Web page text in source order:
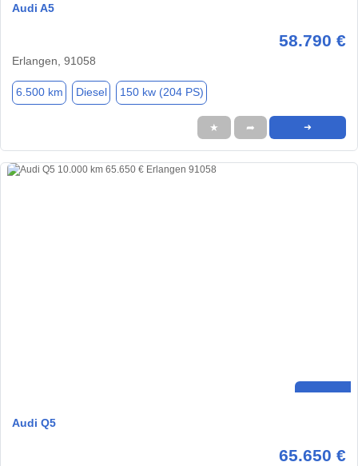
Audi A5
58.790 €
Erlangen, 91058
6.500 km Diesel 150 kw (204 PS)
★ ➦ ➜
Audi Q5
65.650 €